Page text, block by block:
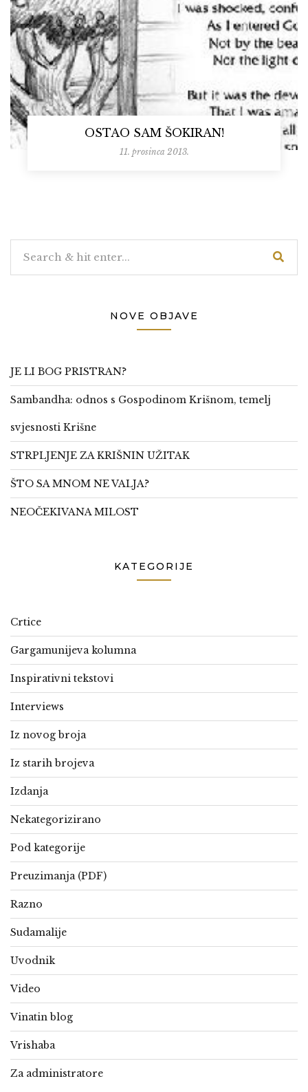
OSTAO SAM ŠOKIRAN!
11. prosinca 2013.
NOVE OBJAVE
JE LI BOG PRISTRAN?
Sambandha: odnos s Gospodinom Krišnom, temelj
svjesnosti Krišne
STRPLJENJE ZA KRIŠNIN UŽITAK
ŠTO SA MNOM NE VALJA?
NEOČEKIVANA MILOST
KATEGORIJE
Crtice
Gargamunijeva kolumna
Inspirativni tekstovi
Interviews
Iz novog broja
Iz starih brojeva
Izdanja
Nekategorizirano
Pod kategorije
Preuzimanja (PDF)
Razno
Sudamalije
Uvodnik
Video
Vinatin blog
Vrishaba
Za administratore